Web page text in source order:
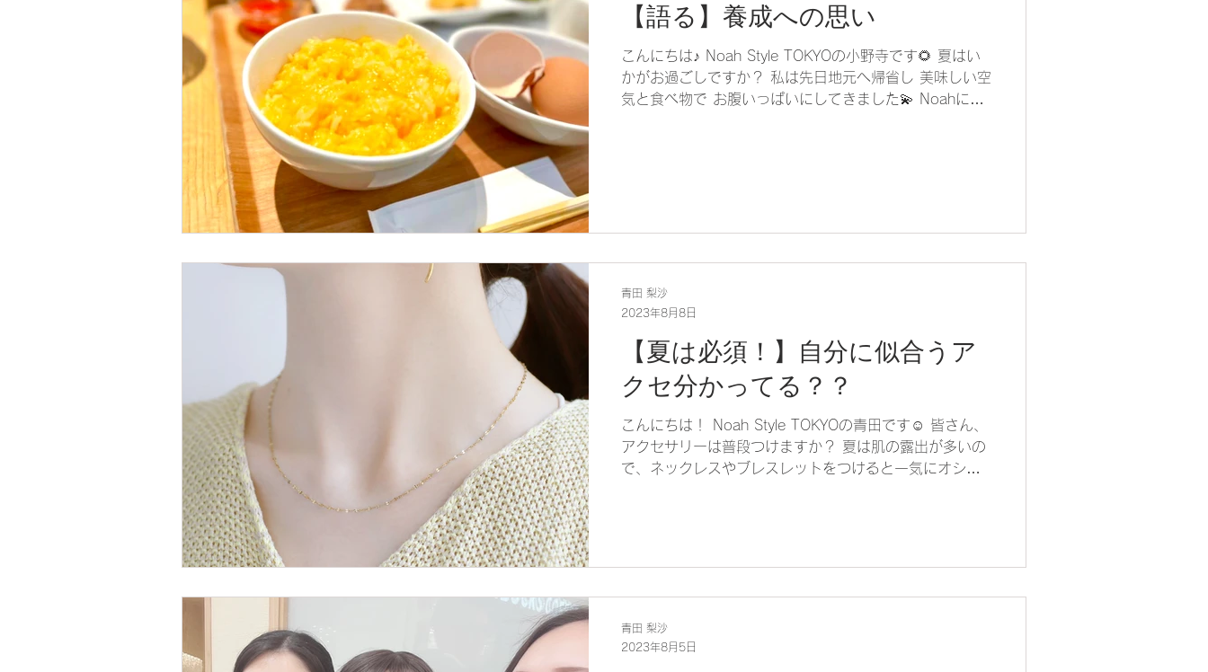
【語る】養成への思い
こんにちは♪ Noah Style TOKYOの小野寺です🌻 夏はい
かがお過ごしですか？ 私は先日地元へ帰省し 美味しい空
気と食べ物で お腹いっぱいにしてきました💫 Noahにい
【夏は必須！】自分に似合うア
クセ分かってる？？
こんにちは！ Noah Style TOKYOの青田です☺️ 皆さん、
アクセサリーは普段つけますか？ 夏は肌の露出が多いの
で、ネックレスやブレスレットをつけると一気にオシャ
青田 梨沙
2023年8月8日
青田 梨沙
2023年8月5日